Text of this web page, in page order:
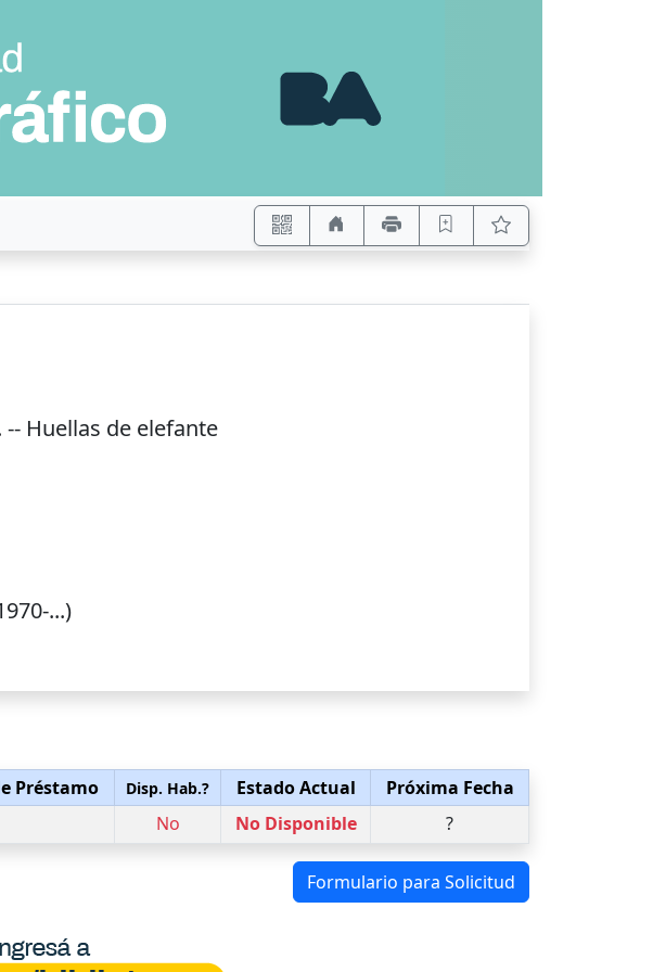
-- Huellas de elefante
...)
Préstamo Disp. Hab.? Estado Actual
Próxima Fecha
No No Disponible ?
Formulario para Solicitud